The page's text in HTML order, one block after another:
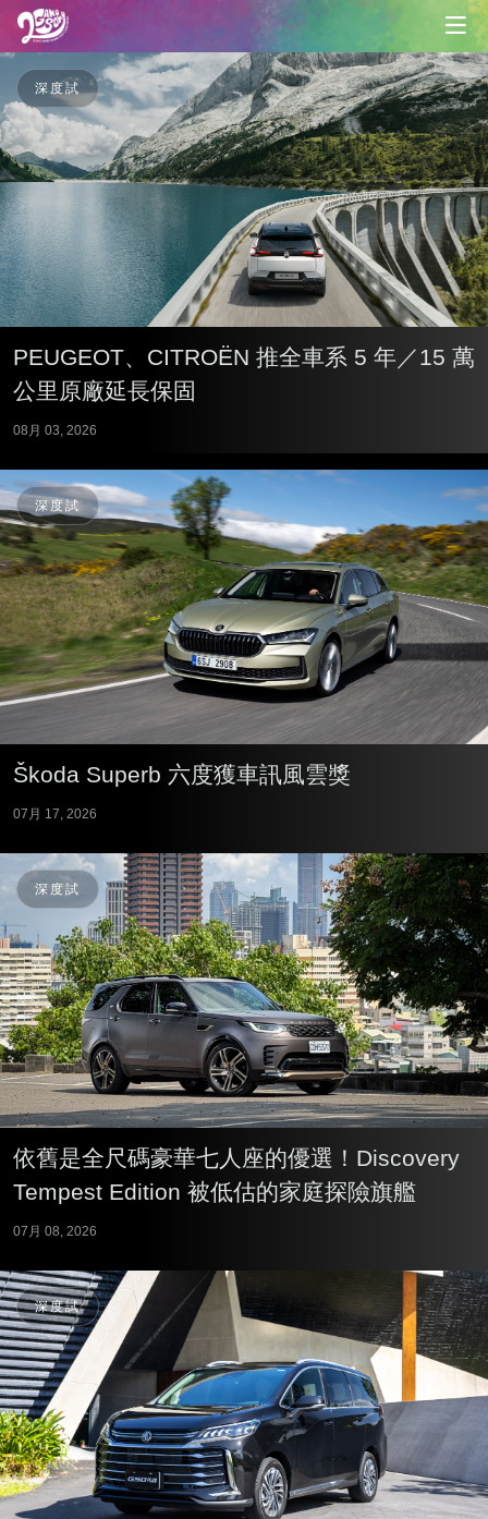
深度試
PEUGEOT、CITROËN 推全車系 5 年／15 萬
公里原廠延長保固
08月 03, 2026
深度試
Škoda Superb 六度獲車訊風雲獎
07月 17, 2026
深度試
依舊是全尺碼豪華七人座的優選！Discovery
Tempest Edition 被低估的家庭探險旗艦
07月 08, 2026
深度試